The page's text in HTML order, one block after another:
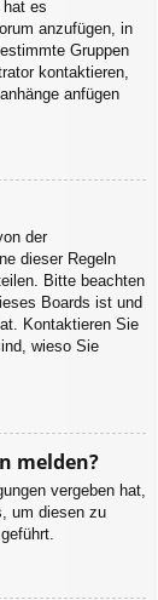
hat es
anzufügen, in
Gruppen
kontaktieren,
anfügen
der
dieser Regeln
Bitte beachten
Boards ist und
Kontaktieren Sie
wieso Sie
melden?
vergeben hat,
um diesen zu